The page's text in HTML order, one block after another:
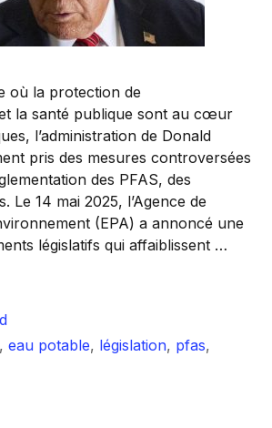
où la protection de
la santé publique sont au cœur
l’administration de Donald
pris des mesures controversées
des PFAS, des
Le 14 mai 2025, l’Agence de
(EPA) a annoncé une
législatifs qui affaiblissent …
, eau potable, législation, pfas,